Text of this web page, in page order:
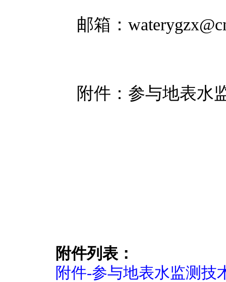
邮箱：
附件： 参与地表水
附件列表：
附件-参与地表水监测技